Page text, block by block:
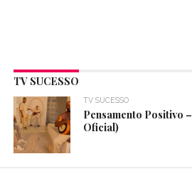
TV SUCESSO
TV SUCESSO
Pensamento Positivo
Oficial)